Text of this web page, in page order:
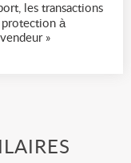
les transactions
protection à
»